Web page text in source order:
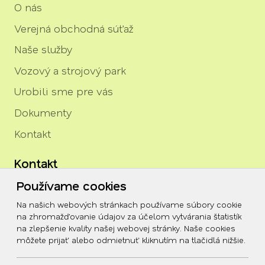
Používame cookies
Na našich webových stránkach používame súbory cookie
na zhromažďovanie údajov za účelom vytvárania štatistík
na zlepšenie kvality našej webovej stránky. Naše cookies
môžete prijať alebo odmietnuť kliknutím na tlačidlá nižšie.
O nás
Verejná obchodná súťaž
Naše služby
Vozový a strojový park
Urobili sme pre vás
Dokumenty
Kontakt
Kontakt
igor.rozenberg@tszh.eu
045/678 70 10
045/678 70 11
Social